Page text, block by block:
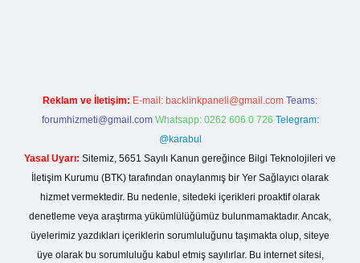
Reklam ve İletişim: E-mail: backlinkpaneli@gmail.com Teams:
forumhizmeti@gmail.com Whatsapp: 0262 606 0 726 Telegram:
@karabul
Yasal Uyarı: Sitemiz, 5651 Sayılı Kanun gereğince Bilgi Teknolojileri ve
İletişim Kurumu (BTK) tarafından onaylanmış bir Yer Sağlayıcı olarak
hizmet vermektedir. Bu nedenle, sitedeki içerikleri proaktif olarak
denetleme veya araştırma yükümlülüğümüz bulunmamaktadır. Ancak,
üyelerimiz yazdıkları içeriklerin sorumluluğunu taşımakta olup, siteye
üye olarak bu sorumluluğu kabul etmiş sayılırlar. Bu internet sitesi,